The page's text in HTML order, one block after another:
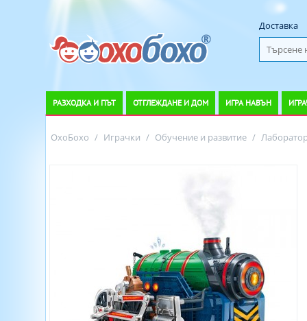
Доставка
РАЗХОДКА И ПЪТ ОТГЛЕЖДАНЕ И ДОМ ИГРА НАВЪН
ОхоБохо / Играчки / Обучение и развитие /